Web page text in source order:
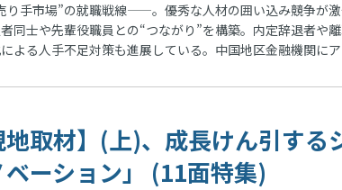
り手市場”の就職戦線——。優秀な人材の囲い込み競争が
同士や先輩役職員との“つながり”を構築。内定辞退者や
よる人手不足対策も進展している。中国地区金融機関にア
地取材】(上)、成長けん引す
ーション」 (11面特集)